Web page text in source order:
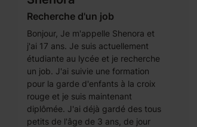
Recherche d'un job
Bonjour, Je m'appelle Shenora et
j'ai 17 ans. Je suis actuellement
étudiante au lycée et je recherche
un job. J'ai suivie une formation
pour la garde d'enfants à la croix
rouge et je suis maintenant
diplômée. J'ai déjà gardé des tous
petits de l'âge de 3 ans, de jour